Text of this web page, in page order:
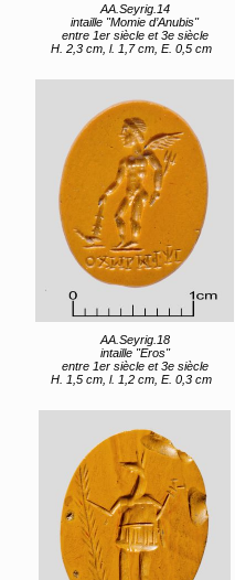
AA.Seyrig.14
intaille "Momie d’Anubis"
entre 1er siècle et 3e siècle
H. 2,3 cm, l. 1,7 cm, E. 0,5 cm
AA.Seyrig.18
intaille "Eros"
entre 1er siècle et 3e siècle
H. 1,5 cm, l. 1,2 cm, E. 0,3 cm